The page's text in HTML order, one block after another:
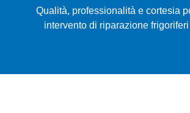
Qualità, professionalità e cortesia
intervento di riparazione